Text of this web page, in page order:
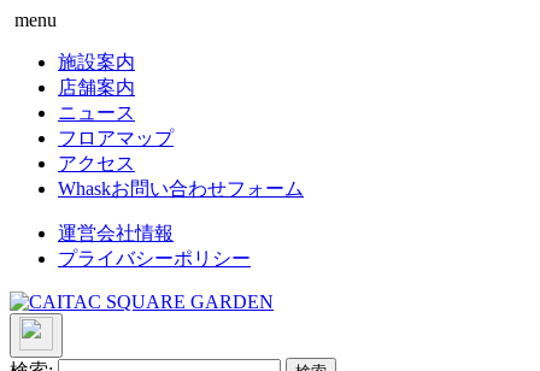
menu
施設案内
店舗案内
ニュース
フロアマップ
アクセス
Whaskお問い合わせフォーム
運営会社情報
プライバシーポリシー